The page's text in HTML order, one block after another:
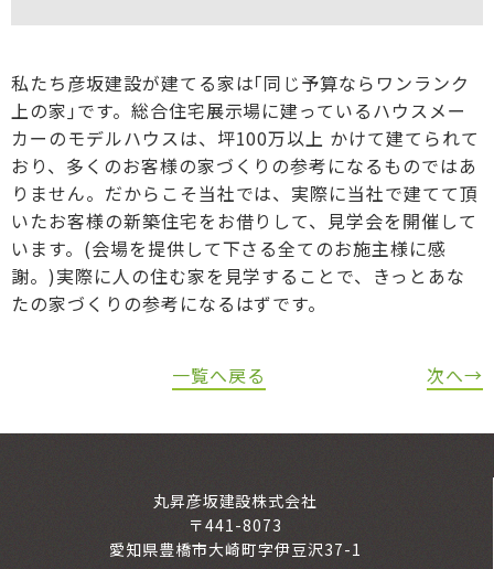
私たち彦坂建設が建てる家は｢同じ予算ならワンランク
上の家｣です。総合住宅展示場に建っているハウスメー
カーのモデルハウスは、坪100万以上 かけて建てられて
おり、多くのお客様の家づくりの参考になるものではあ
りません。だからこそ当社では、実際に当社で建てて頂
いたお客様の新築住宅をお借りして、見学会を開催して
います。(会場を提供して下さる全てのお施主様に感
謝。)実際に人の住む家を見学することで、きっとあな
たの家づくりの参考になるはずです。
一覧へ戻る 次へ→
丸昇彦坂建設株式会社
〒441-8073
愛知県豊橋市大崎町字伊豆沢37-1